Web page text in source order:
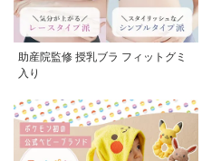
助産院監修 授乳ブラ フィットグミ
入り